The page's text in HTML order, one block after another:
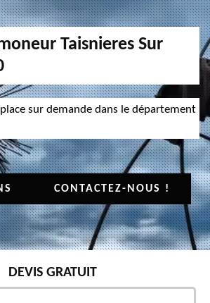
Taisnieres Sur
sur demande dans le département
CONTACTEZ-NOUS !
DEVIS GRATUIT